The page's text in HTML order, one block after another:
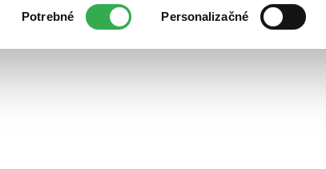
súhlasu
Potrebné Personalizačné